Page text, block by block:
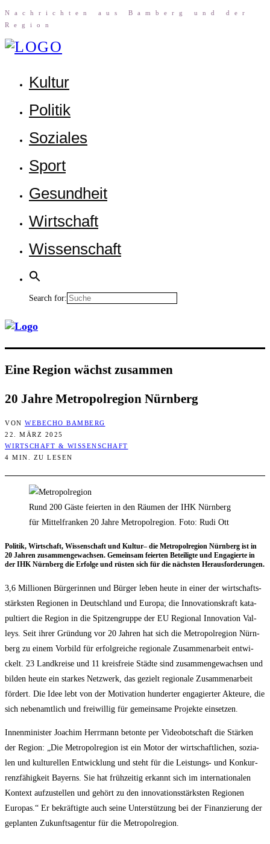
Nach­rich­ten aus Bam­berg und der
Region
Kul­tur
Poli­tik
Sozia­les
Sport
Gesund­heit
Wirt­schaft
Wis­sen­schaft
Search for:
Eine Regi­on wächst zusammen
20 Jah­re Metro­pol­re­gi­on Nürnberg
VON WEBECHO BAMBERG
22. MÄRZ 2025
WIRTSCHAFT & WISSENSCHAFT
4 MIN. ZU LESEN
Rund 200 Gäste feierten in den Räumen der IHK Nürnberg
für Mittelfranken 20 Jahre Metropolregion. Foto: Rudi Ott
Poli­tik, Wirt­schaft, Wis­sen­schaft und Kul­tur– die Metro­pol­re­gi­on Nürn­berg ist in
20 Jah­ren zusam­men­ge­wach­sen. Gemein­sam fei­er­ten Betei­lig­te und Enga­gier­te in
der IHK Nürn­berg die Erfol­ge und rüs­ten sich für die nächs­ten Herausforderungen.
3,6 Mil­lio­nen Bür­ge­rin­nen und Bür­ger leben heu­te in einer der wirt­schafts­
stärks­ten Regio­nen in Deutsch­land und Euro­pa; die Inno­va­ti­ons­kraft kata­
pul­tiert die Regi­on in die Spit­zen­grup­pe der EU Regio­nal Inno­va­ti­on Val­
leys. Seit ihrer Grün­dung vor 20 Jah­ren hat sich die Metro­pol­re­gi­on Nürn­
berg zu einem Vor­bild für erfolg­rei­che regio­na­le Zusam­men­ar­beit ent­wi­
ckelt. 23 Land­krei­se und 11 kreis­freie Städ­te sind zusam­men­ge­wach­sen und
bil­den heu­te ein star­kes Netz­werk, das gezielt regio­na­le Zusam­men­ar­beit
för­dert. Die Idee lebt von der Moti­va­ti­on hun­der­ter enga­gier­ter Akteu­re, die
sich neben­amt­lich und frei­wil­lig für gemein­sa­me Pro­jek­te einsetzen.
Innen­mi­nis­ter Joa­chim Herr­mann beton­te per Video­bot­schaft die Stär­ken
der Regi­on: „Die Metro­pol­re­gi­on ist ein Motor der wirt­schaft­li­chen, sozia­
len und kul­tu­rel­len Ent­wick­lung und steht für die Leis­tungs- und Kon­kur­
renz­fä­hig­keit Bay­erns. Sie hat früh­zei­tig erkannt sich im inter­na­tio­na­len
Kon­text auf­zu­stel­len und gehört zu den inno­va­ti­ons­stärks­ten Regio­nen
Euro­pas.“ Er bekräf­tig­te auch sei­ne Unter­stüt­zung bei der Finan­zie­rung der
geplan­ten Zukunfts­agen­tur für die Metropolregion.